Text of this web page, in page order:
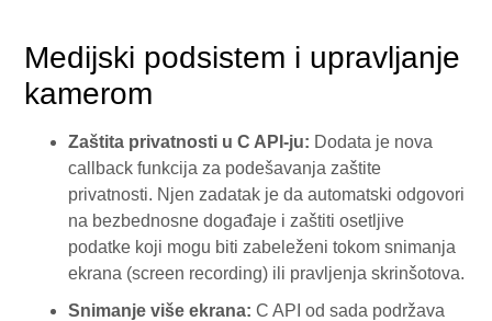
Medijski podsistem i upravljanje
kamerom
Zaštita privatnosti u C API-ju: Dodata je nova
callback funkcija za podešavanja zaštite
privatnosti. Njen zadatak je da automatski odgovori
na bezbednosne događaje i zaštiti osetljive
podatke koji mogu biti zabeleženi tokom snimanja
ekrana (screen recording) ili pravljenja skrinšotova.
Snimanje više ekrana: C API od sada podržava